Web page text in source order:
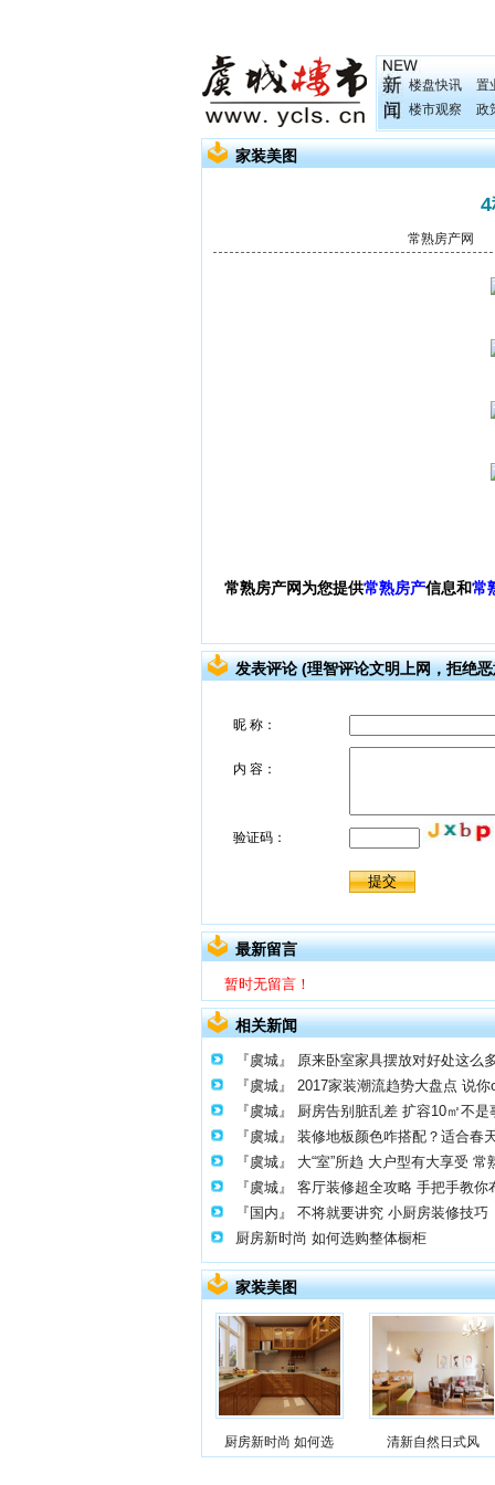
楼盘快讯
置
楼市观察
政
家装美图
常熟房产网
常熟房产网为您提供常熟房产信息和常
发表评论 (理智评论文明上网，拒绝
最新留言
暂时无留言！
相关新闻
『虞城』
原来卧室家具摆放对好处这么
『虞城』
2017家装潮流趋势大盘点 说
『虞城』
厨房告别脏乱差 扩容10㎡不是
『虞城』
装修地板颜色咋搭配？适合春
『虞城』
大“室”所趋 大户型有大享受
『虞城』
客厅装修超全攻略 手把手教你
『国内』
不将就要讲究 小厨房装修技巧
厨房新时尚 如何选购整体橱柜
家装美图
厨房新时尚 如何选 清新自然日式风